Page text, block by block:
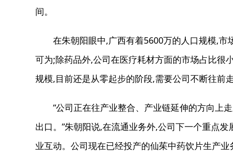
间。
在朱朝阳眼中,广西有着5600万的人口规模,市
可为;除药品外,公司在医疗耗材方面的市场占比很
规模,目前还是从零起步的阶段,需要公司不断往前走
“公司正在往产业整合、产业链延伸的方向上
出口。”朱朝阳说,在流通业务外,公司下一个重点
业互动。公司现在已经投产的仙茱中药饮片生产